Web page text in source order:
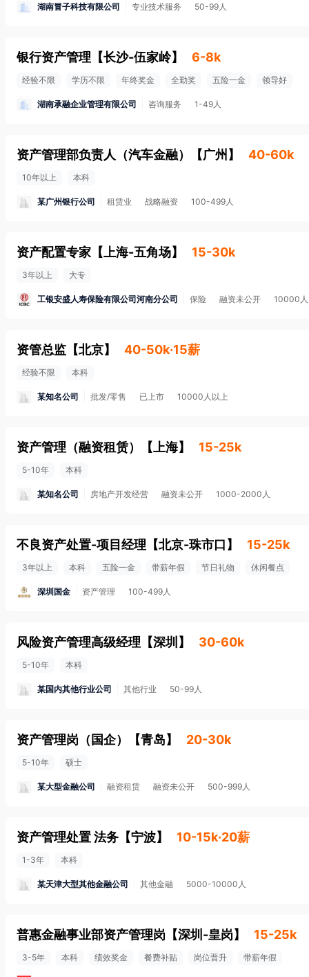
湖南冒子科技有限公司 专业技术服务 50-99人
银行资产管理 【长沙-伍家岭】 6-8k
经验不限 学历不限 年终奖金 全勤奖 五险一金 领导好
湖南承融企业管理有限公司 咨询服务 1-49人
资产管理部负责人（汽车金融） 【广州 】 40-60k
10年以上 本科
某广州银行公司 租赁业 战略融资 100-499人
资产配置专家 【 上海-五角场】 15-30k
3年以上 大专
工银安盛人寿保险有限公司河南分公司 保险 融资未公开 10000
资管总监 【北京】 40-50k·15薪
经验不限 本科
某知名公司 批发/零售 已上市 10000人以上
资产管理（融资租赁） 【 上海】 15-25k
5-10年 本科
某知名公司 房地产开发经营 融资未公开 1000-2000人
不良资产处置-项目经理 【北京-珠市口 】 15-25k
3年以上 本科 五险一金 带薪年假 节日礼物 休闲餐点
深圳国金 资产管理 100-499人
风险资产管理高级经理 【深圳 】 30-60k
5-10年 本科
某国内其他行业公司 其他行业 50-99人
资产管理岗（国企） 【青岛】 20-30k
5-10年 硕士
某大型金融公司 融资租赁 融资未公开 500-999人
资产管理处置 法务 【宁波】 10-15k·20薪
1-3年 本科
某天津大型其他金融公司 其他金融 5000-10000人
普惠金融事业部资产管理岗 【深圳-皇岗】 15-25k
3-5年 本科 绩效奖金 餐费补贴 岗位晋升 带薪年假